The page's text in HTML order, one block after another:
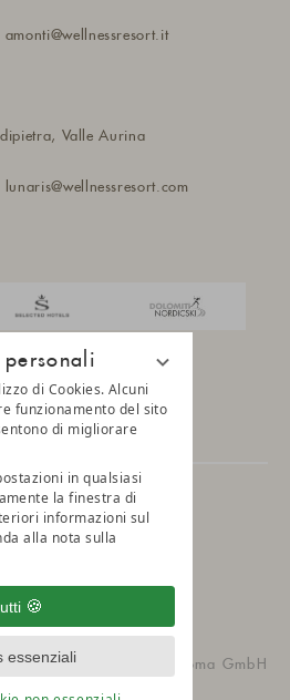
di Cookies. Alcuni
funzionamento del sito
di migliorare
in qualsiasi
la finestra di
informazioni sul
alla nota sulla
essenziali
amonti@wellnessresort.it
Valle Aurina
lunaris@wellnessresort. com
vioma GmbH
Wellnessresort
della privacy